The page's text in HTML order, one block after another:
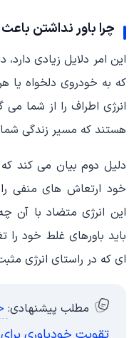
چرا باور نداشتن
این امر دلایل زیادی
که به خودروی دلخواه یا
انرژی اطراف را از شما می
هستند که مسیر زندگی
دلیل دوم بیان می کند
خود ارتعاش های منفی
این انرژی متضاد با
باید باورهای غلط خود را
ای که در راستای انرژی
مطلب پیشنهادی: